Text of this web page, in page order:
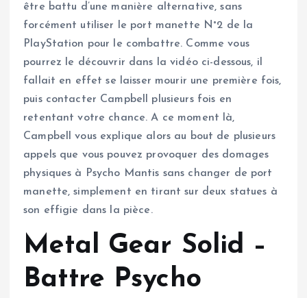
être battu d’une manière alternative, sans
forcément utiliser le port manette N°2 de la
PlayStation pour le combattre. Comme vous
pourrez le découvrir dans la vidéo ci-dessous, il
fallait en effet se laisser mourir une première fois,
puis contacter Campbell plusieurs fois en
retentant votre chance. A ce moment là,
Campbell vous explique alors au bout de plusieurs
appels que vous pouvez provoquer des domages
physiques à Psycho Mantis sans changer de port
manette, simplement en tirant sur deux statues à
son effigie dans la pièce.
Metal Gear Solid –
Battre Psycho